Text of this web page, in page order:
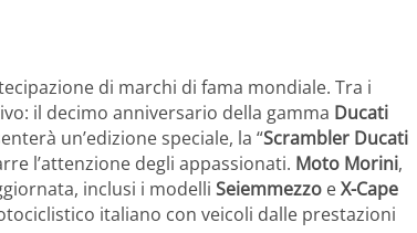
di marchi di fama mondiale. Tra i
il decimo anniversario della gamma Ducati
un’edizione speciale, la “Scrambler Ducati
l’attenzione degli appassionati. Moto Morini,
inclusi i modelli Seiemmezzo eX-Cape
italiano con veicoli dalle prestazioni